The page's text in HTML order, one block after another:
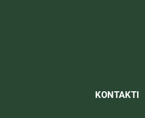
KONTAKTI​